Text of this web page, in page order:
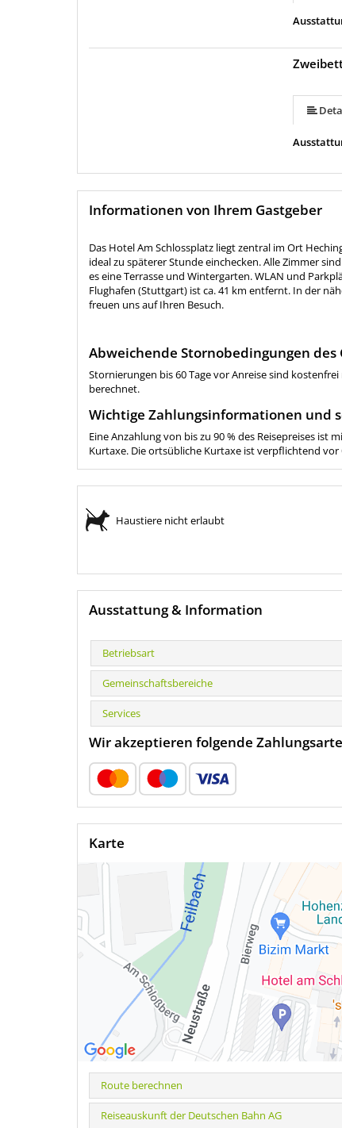
Informationen von Ihrem Gastgeber
Das Hotel Am Schlossplatz liegt zentral im Ort
ideal zu späterer Stunde einchecken. Alle Zimmer
es eine Terrasse und Wintergarten. WLAN und
Flughafen (Stuttgart) ist ca. 41 km entfernt. In der
freuen uns auf Ihren Besuch.
Abweichende Stornobedingungen des
Stornierungen bis 60 Tage vor Anreise sind
berechnet.
Wichtige Zahlungsinformationen und
Eine Anzahlung von bis zu 90 % des Reisepreises ist
Kurtaxe. Die ortsübliche Kurtaxe ist verpflichtend vor
Haustiere nicht erlaubt
Ausstattung & Information
Betriebsart
Gemeinschaftsbereiche
Services
Wir akzeptieren folgende
Karte
Route berechnen
Reiseauskunft der Deutschen Bahn AG